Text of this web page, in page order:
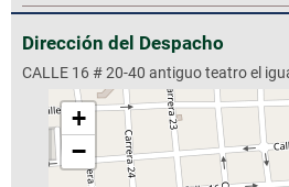
Dirección del Despacho
CALLE 16 # 20-40 antiguo teatro el
+
−